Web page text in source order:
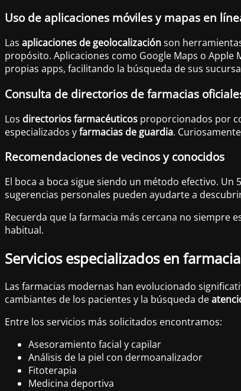
Uso de aplicaciones móviles y mapas en
Las aplicaciones de geolocalizaciónson
propósito. Aplicaciones como Google Maps o Apple
propias apps, facilitando la búsqueda de sus
Consulta de directorios de farmacias
Los directorios farmacéuticos proporcionados por
especializados yfarmacias de guardia.
Recomendaciones de vecinos y conocidos
El boca a boca sigue siendo un método efectivo.
sugerencias personales pueden ayudarte a
Recuerda que la farmacia más cercana no siempre
habitual.
Servicios especializados en
Las farmacias modernas han evolucionado
cambiantes de los pacientes y la búsqueda de
Entre los servicios más solicitados encontramos:
Asesoramiento facial y capilar
Análisis de la piel con dermoanalizador
Fitoterapia
Medicina deportiva